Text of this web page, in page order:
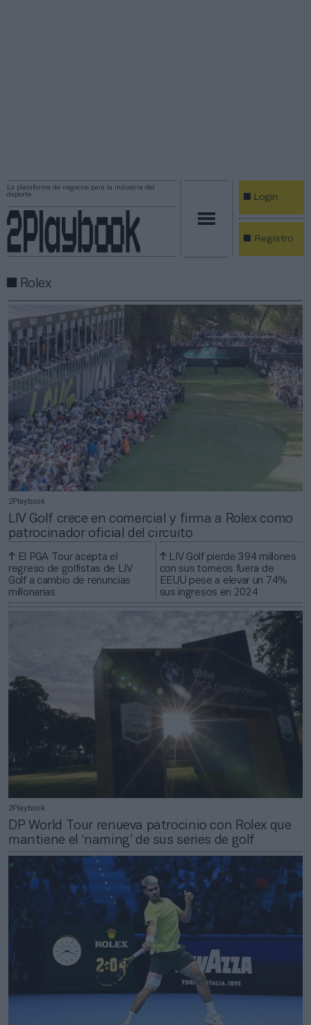
La plataforma de negocios para la industria del
deporte
Login
Registro
Rolex
2Playbook
LIV Golf crece en comercial y firma a Rolex como
patrocinador oficial del circuito
El PGA Tour acepta el
regreso de golfistas de LIV
Golf a cambio de renuncias
millonarias
LIV Golf pierde 394 millones
con sus torneos fuera de
EEUU pese a elevar un 74%
sus ingresos en 2024
2Playbook
DP World Tour renueva patrocinio con Rolex que
mantiene el ‘naming’ de sus series de golf